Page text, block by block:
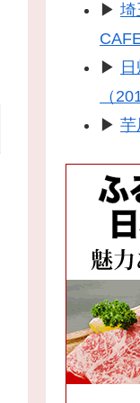
▶
▶
（
▶ 芋